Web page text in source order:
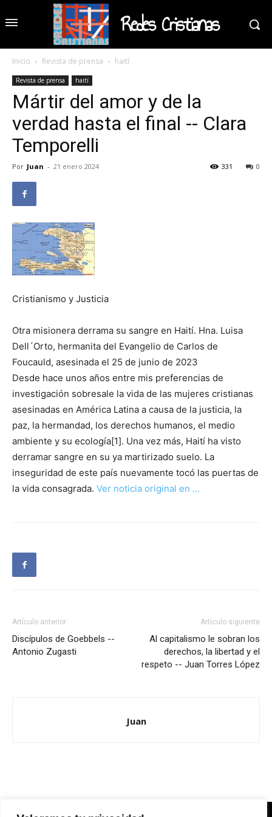
Redes Cristianas
Inicio Revista de prensa haití
Revista de prensa haití
Mártir del amor y de la
verdad hasta el final -- Clara
Temporelli
Por Juan - 21 enero 2024 0
331
Cristianismo y Justicia
Otra misionera derrama su sangre en Haití. Hna. Luisa
Dell´Orto, hermanita del Evangelio de Carlos de
Foucauld, asesinada el 25 de junio de 2023
Desde hace unos años entre mis preferencias de
investigación sobresale la vida de las mujeres cristianas
asesinadas en América Latina a causa de la justicia, la
paz, la hermandad, los derechos humanos, el medio
ambiente y su ecología[1]. Una vez más, Haití ha visto
derramar sangre en su ya martirizado suelo. La
inseguridad de este país nuevamente tocó las puertas de
la vida consagrada. Ver noticia original en …
Artículo anterior
Discípulos de Goebbels --
Antonio Zugasti
Artículo siguiente
Al capitalismo le sobran los
derechos, la libertad y el
respeto -- Juan Torres López
Juan